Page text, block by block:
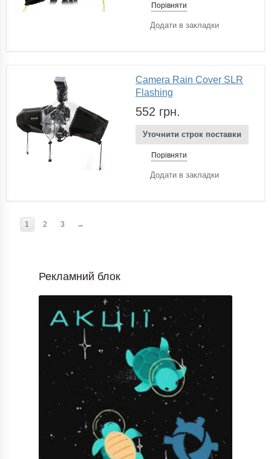
Порівняти
Додати в закладки
Camera Rain Cover SLR
Flashing
552 грн.
Уточнити строк поставки
Порівняти
Додати в закладки
1 2 3 →
Рекламний блок